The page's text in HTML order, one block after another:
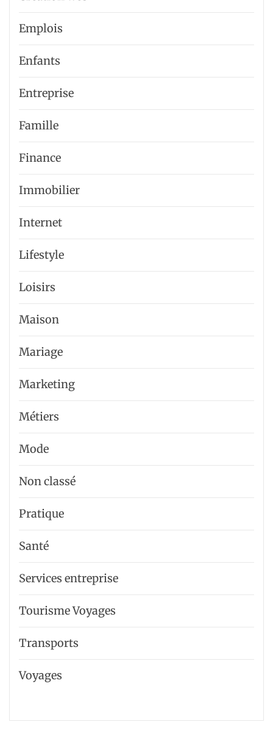
Emplois
Enfants
Entreprise
Famille
Finance
Immobilier
Internet
Lifestyle
Loisirs
Maison
Mariage
Marketing
Métiers
Mode
Non classé
Pratique
Santé
Services entreprise
Tourisme Voyages
Transports
Voyages